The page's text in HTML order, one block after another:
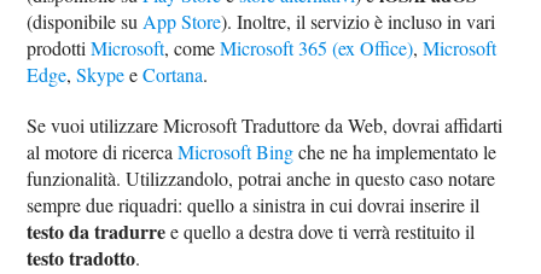
(disponibile suApp Store). Inoltre, il servizio è incluso in vari
prodottiMicrosoft, comeMicrosoft 365 (ex Office),Microsoft
Edge,SkypeeCortana.
Se vuoi utilizzare Microsoft Traduttore da Web, dovrai affidarti
al motore di ricercaMicrosoft Bingche ne ha implementato le
funzionalità. Utilizzandolo, potrai anche in questo caso notare
sempre due riquadri: quello a sinistra in cui dovrai inserire il
testo da tradurree quello a destra dove ti verrà restituito il
testo tradotto.